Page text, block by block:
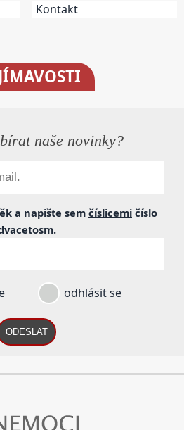
Kontakt
naše novinky?
a napište sem číslicemi číslo
.
odhlásit se
ODESLAT